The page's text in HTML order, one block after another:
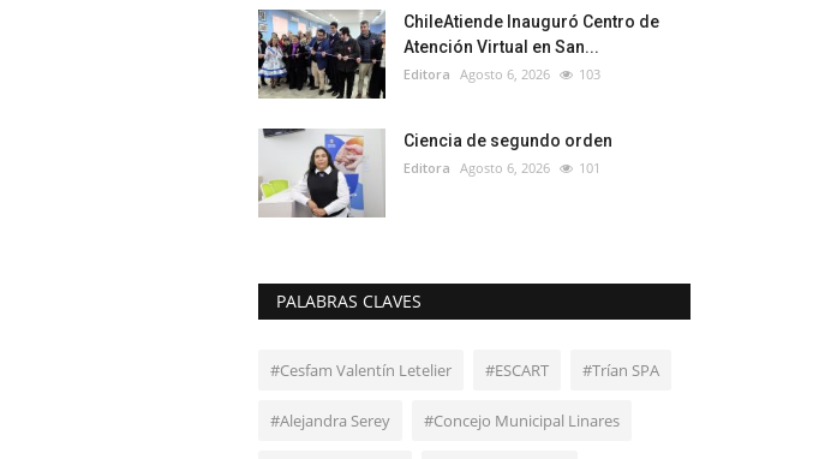
ChileAtiende Inauguró Centro de
Atención Virtual en San...
Editora Agosto 6, 2026 103
Ciencia de segundo orden
Editora Agosto 6, 2026 101
PALABRAS CLAVES
#Cesfam Valentín Letelier #ESCART #Trían SPA
#Alejandra Serey #Concejo Municipal Linares